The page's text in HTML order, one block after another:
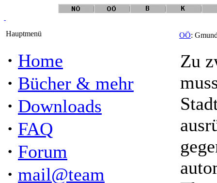
Hauptmenü
· Home
· Bücher & mehr
· Downloads
· FAQ
· Forum
· mail@team
OÖ:
Zu